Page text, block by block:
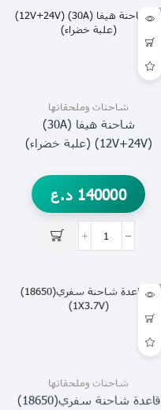
شاحنات وملحقاتها
شاحنة هيفا (30A)
(12V+24V) (علبة خضراء)
140000 د.ع
شاحنات وملحقاتها
قاعدة شاحنة سفري(18650)